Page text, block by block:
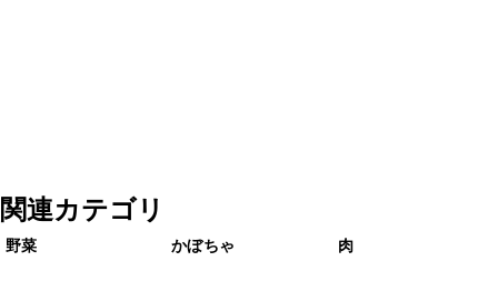
関連カテゴリ
野菜 かぼちゃ 肉